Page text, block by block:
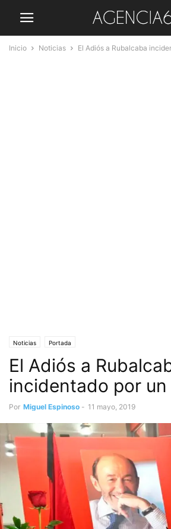
Inicio Noticias El Adiós a Rubalcaba
Noticias Portada
El Adiós a
incidentado por
Por Miguel Espinoso - 11 mayo, 2019